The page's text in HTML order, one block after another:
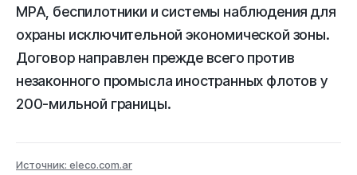
MPA, беспилотники и системы наблюдения для
охраны исключительной экономической зоны.
Договор направлен прежде всего против
незаконного промысла иностранных флотов у
200-мильной границы.
Источник: eleco.com.ar